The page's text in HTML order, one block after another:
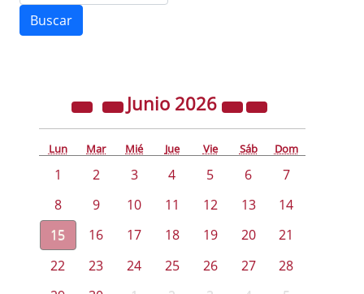
Junio 2026
Lun Mar Mié Jue Vie Sáb Dom
1 2 3 4 5 6
7
8
9 10 11 12 13
14
15
16 17 18 19 20
21
22
23 24 25 26 27
28